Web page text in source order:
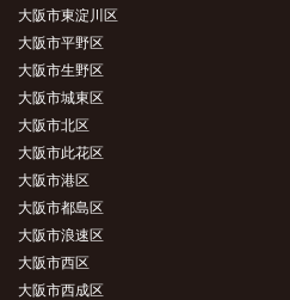
大阪市東淀川区
大阪市平野区
大阪市生野区
大阪市城東区
大阪市北区
大阪市此花区
大阪市港区
大阪市都島区
大阪市浪速区
大阪市西区
大阪市西成区